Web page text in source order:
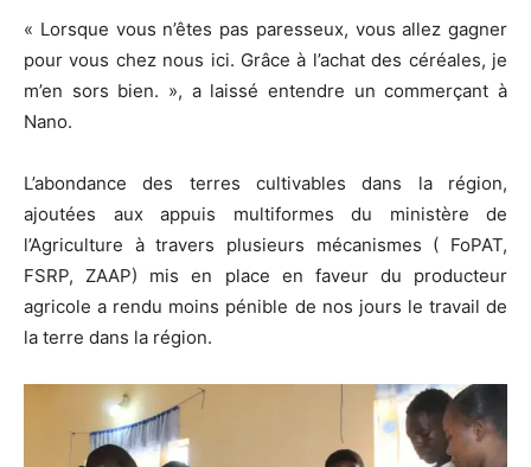
« Lorsque vous n’êtes pas paresseux, vous allez gagner
pour vous chez nous ici. Grâce à l’achat des céréales, je
m’en sors bien. », a laissé entendre un commerçant à
Nano.
L’abondance des terres cultivables dans la région,
ajoutées aux appuis multiformes du ministère de
l’Agriculture à travers plusieurs mécanismes ( FoPAT,
FSRP, ZAAP) mis en place en faveur du producteur
agricole a rendu moins pénible de nos jours le travail de
la terre dans la région.